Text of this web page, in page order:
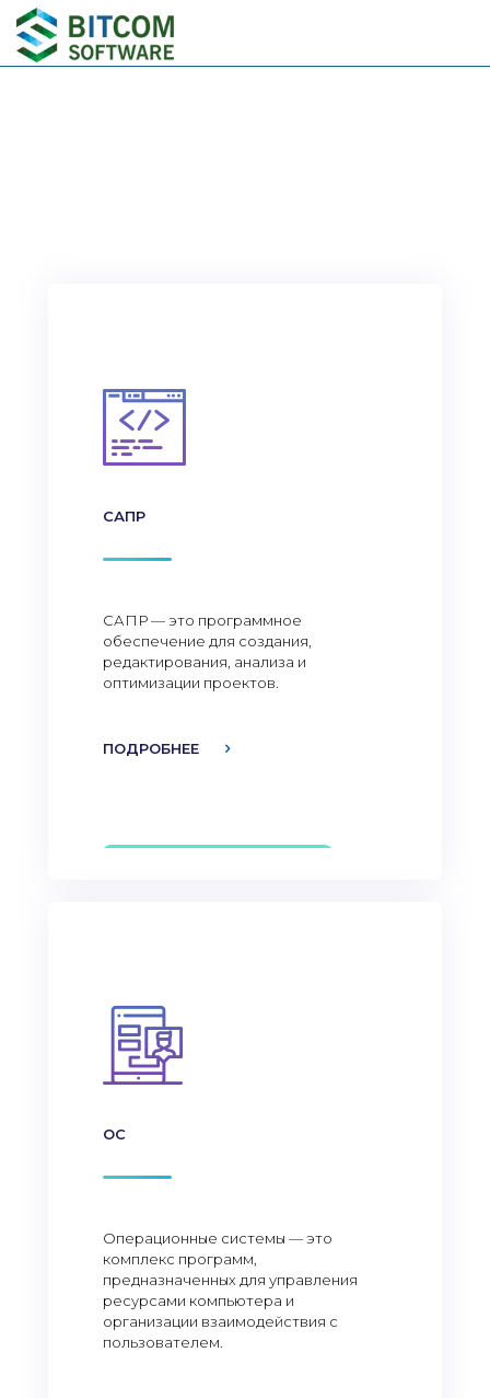
САПР
САПР — это программное
обеспечение для создания,
редактирования, анализа и
оптимизации проектов.
ПОДРОБНЕЕ
ОС
Операционные системы — это
комплекс программ,
предназначенных для управления
ресурсами компьютера и
организации взаимодействия с
пользователем.